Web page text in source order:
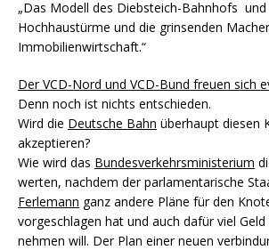
„Das Modell des Diebsteich-Bahnhofs
Hochhaustürme und die grinsenden
Immobilienwirtschaft.“
Der VCD-Nord und VCD-Bund freuen sich
Denn noch ist nichts entschieden.
Wird die Deutsche Bahn überhaupt diesen
akzeptieren?
Wie wird das Bundesverkehrsministerium
werten, nachdem der parlamentarische
Ferlemann ganz andere Pläne für den
vorgeschlagen hat und auch dafür viel Geld
nehmen will. Der Plan einer neuen